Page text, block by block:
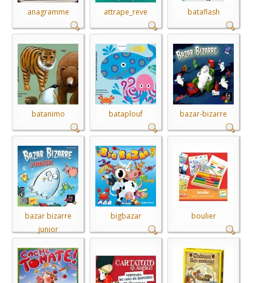
anagramme attrape_reve bataflash
batanimo bataplouf bazar-bizarre
bazar bizarre
junior
bigbazar boulier